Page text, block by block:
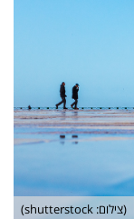
(צילום: shutterstock)